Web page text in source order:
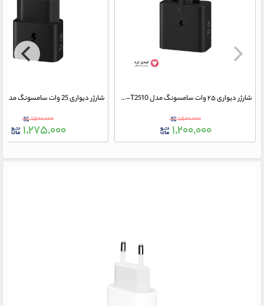
شارژر دیواری ۲۵ وات سامسونگ مدل EP-T2510 (سه پین) با گارانتی 18 ماهه شرکتی
۱,۵۰۰,۰۰۰
۱,۲۰۰,۰۰۰
۱,۵۰۰,۰۰۰
۱,۲۷۵,۰۰۰